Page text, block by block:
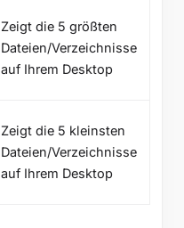
Zeigt die 5 größten
Dateien/Verzeichnisse
auf Ihrem Desktop
Zeigt die 5 kleinsten
Dateien/Verzeichnisse
auf Ihrem Desktop